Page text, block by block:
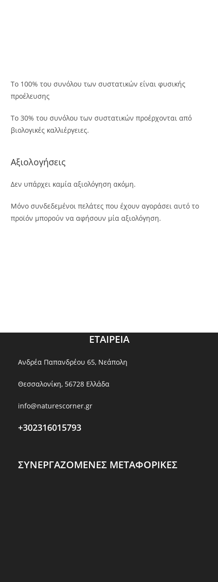
Το 100% του συνόλου των συστατικών είναι φυσικής
προέλευσης
Το 30% του συνόλου των συστατικών προέρχονται από
βιολογικές καλλιέργειες.
Αξιολογήσεις
Δεν υπάρχει καμία αξιολόγηση ακόμη.
Μόνο συνδεδεμένοι πελάτες που έχουν αγοράσει αυτό το
προϊόν μπορούν να αφήσουν μία αξιολόγηση.
ΕΤΑΙΡΕΙΑ
Ανδρέα Παπανδρέου 65, Νεάπολη
Θεσσαλονίκη, 56728 Ελλάδα
info@naturescorner.gr
+302316015793
ΣΥΝΕΡΓΑΖΟΜΕΝΕΣ ΜΕΤΑΦΟΡΙΚΕΣ